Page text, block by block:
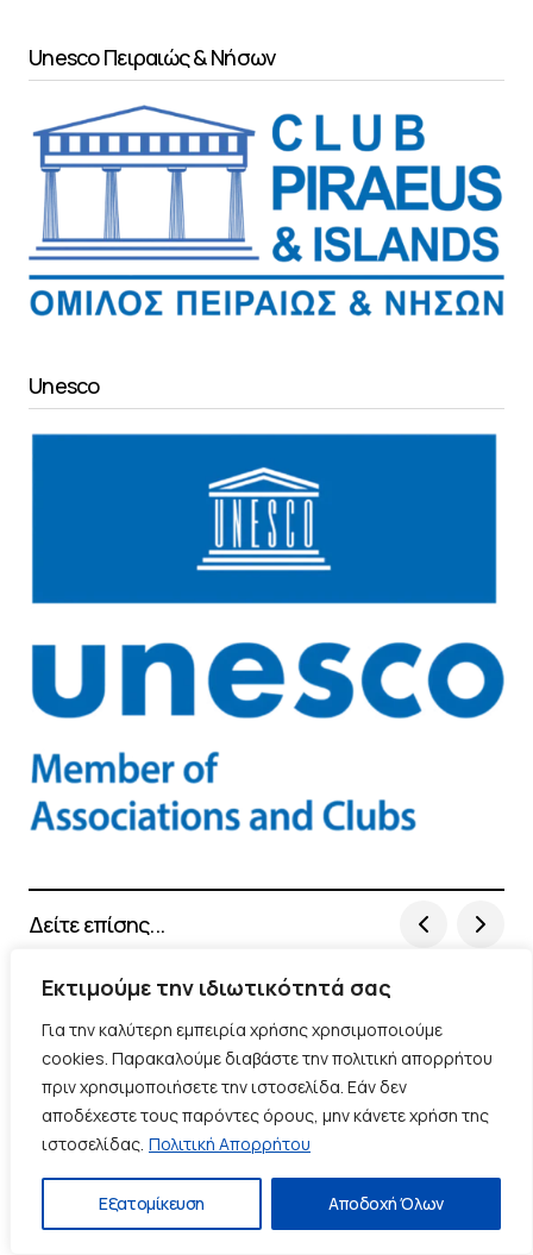
Εκτιμούμε την ιδιωτικότητά σας
Για την καλύτερη εμπειρία χρήσης χρησιμοποιούμε
cookies. Παρακαλούμε διαβάστε την πολιτική απορρήτου
πριν χρησιμοποιήσετε την ιστοσελίδα. Εάν δεν
αποδέχεστε τους παρόντες όρους, μην κάνετε χρήση της
ιστοσελίδας. Πολιτική Απορρήτου
Εξατομίκευση Αποδοχή Όλων
Unesco Πειραιώς & Νήσων
Unesco
Δείτε επίσης...
Σημαντική άνοδος 8% στα ναύλα μεταφοράς
εμπορευματοκιβωτίων